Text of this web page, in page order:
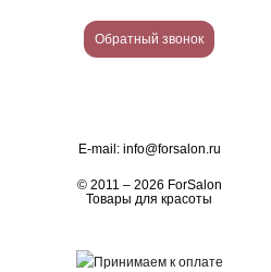
Обратный звонок
E-mail: info@forsalon.ru
© 2011 – 2026 ForSalon
Товары для красоты